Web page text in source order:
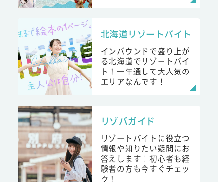
北海道リゾートバイト
インバウンドで盛り上が
る北海道でリゾートバイ
ト！一年通して大人気の
エリアなんです！
リゾバガイド
リゾートバイトに役立つ
情報や知りたい疑問にお
答えします！初心者も経
験者の方も今すぐチェッ
ク！